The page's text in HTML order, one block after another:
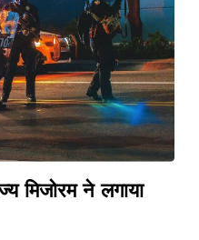
मिजोरम ने लगाया